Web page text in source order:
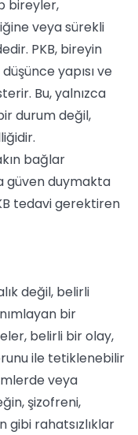
bireyler,
veya sürekli
PKB, bireyin
yapısı ve
Bu, yalnızca
durum değil,
bağlar
güven duymakta
tedavi gerektiren
değil, belirli
bir
belirli bir olay,
ile tetiklenebilir
veya
şizofreni,
rahatsızlıklar